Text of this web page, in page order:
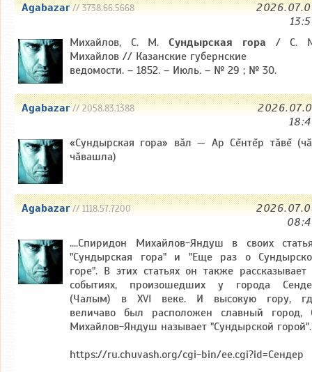
Agabazar// 3738.66.5668
Михайлов, С. М.Сундырская гора / С.
Михайлов // Казанские губернские
ведомости. – 1852. – Июль. – № 29 ; № 30.
Agabazar// 2058.83.1388
«Сундырская гора» вăл — Ар Сĕнтĕр тăвĕ
чăвашла)
Agabazar// 1118.57.7200
....Спиридон Михайлов-Яндуш в своих
"Сундырская гора" и "Еще раз о
горе". В этих статьях он также рассказывает
событиях, произошедших у города
(Чалым) в XVI веке. И высокую гору,
величаво был расположен славный город,
Михайлов-Яндуш называет "Сундырской горой".
https://ru.chuvash.org/cgi-bin/ee.cgi?id=Сендер